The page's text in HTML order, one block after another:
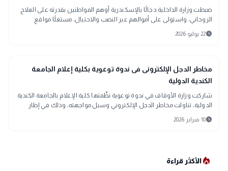
ضبطت وزارة الداخلية دجالًا بالإسكندرية أوهم المواطنين بقدرته على العلاج
الروحاني، واستولى على أموالهم عبر النصب والاحتيال، مستغلًا مواقع
التواصل الاجتماعي للترويج لنشاطه الإجرامي وتحقيق أرباح مالية.
schedule22 يوليو 2026
mosque
الدين والحياة
مخاطر الدجل الإلكترونى فى ندوة توعوية بكلية إعلام الجامعة
الكندية الدولية
شاركت وزارة الأوقاف في ندوة توعوية نظّمتها كلية الإعلام بالجامعة الكندية
الدولية، تناولت مخاطر الدجل الإلكتروني وسبل مواجهته، وذلك في إطار
مبادرة «صحح
schedule10 فبراير 2026
local_fire_departmentالأكثر قراءة